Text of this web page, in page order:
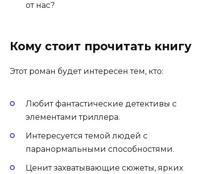
от нас?
Кому стоит прочитать книгу
Этот роман будет интересен тем, кто:
Любит фантастические детективы с
элементами триллера.
Интересуется темой людей с
паранормальными способностями.
Ценит захватывающие сюжеты, ярких